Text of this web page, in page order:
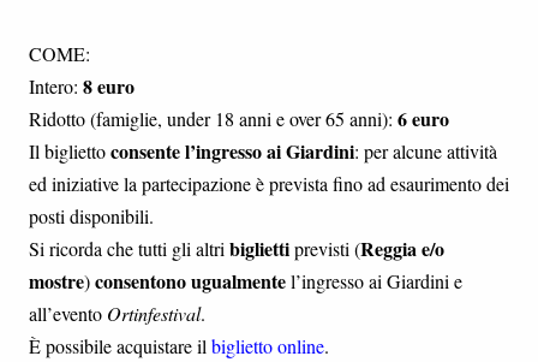
COME:
Intero: 8 euro
Ridotto (famiglie, under 18 anni e over 65 anni): 6 euro
Il bigliettoconsente l’ingresso ai Giardini: per alcune attività
ed iniziative la partecipazione è prevista fino ad esaurimento dei
posti disponibili.
Si ricorda che tutti gli altri bigliettiprevisti (Reggia e/o
mostre)consentono ugualmentel’ingresso ai Giardini e
all’evento Ortinfestival.
È possibile acquistare il biglietto online.